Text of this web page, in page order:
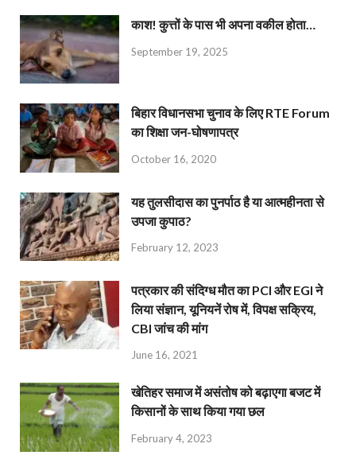
काश! कुत्तों के पास भी अपना वकील होता…
September 19, 2025
बिहार विधानसभा चुनाव के लिए RTE Forum
का शिक्षा जन-घोषणापत्र
October 16, 2020
यह तुलसीदास का पुनर्पाठ है या आत्महीनता से
उपजा कुपाठ?
February 12, 2023
पत्रकार की संदिग्ध मौत का PCI और EGI ने
लिया संज्ञान, यूनियनें रोष में, विपक्ष सक्रिय,
CBI जांच की मांग
June 16, 2021
खेतिहर समाज में असंतोष को बढ़ाएगा बजट में
किसानों के साथ किया गया छल
February 4, 2023